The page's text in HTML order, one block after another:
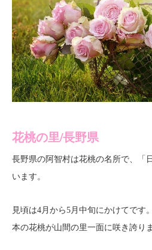
花桃の里/長野県
長野県の阿智村は花桃の名所で、「
います。
見頃は4月から5月中旬にかけてです
本の花桃が山間の里一面に咲き誇りま